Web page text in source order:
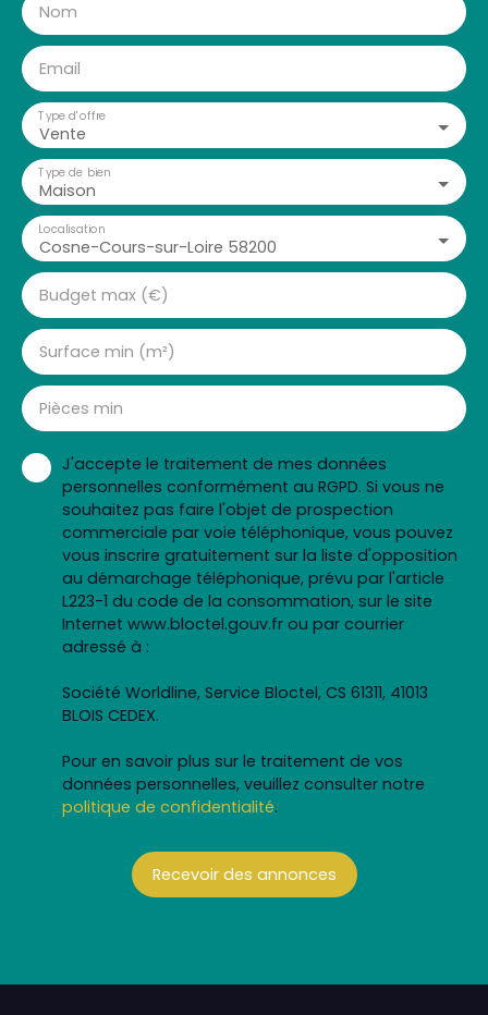
Nom
Email
Vente
Type d'offre
Maison
Type de bien
Cosne-Cours-sur-Loire 58200
Localisation
Budget max (€)
Surface min (m²)
Pièces min
J'accepte le traitement de mes données
personnelles conformément au RGPD. Si vous ne
souhaitez pas faire l'objet de prospection
commerciale par voie téléphonique, vous pouvez
vous inscrire gratuitement sur la liste d'opposition
au démarchage téléphonique, prévu par l'article
L223-1 du code de la consommation, sur le site
Internet www.bloctel.gouv.fr ou par courrier
adressé à :
Société Worldline, Service Bloctel, CS 61311, 41013
BLOIS CEDEX.
Pour en savoir plus sur le traitement de vos
données personnelles, veuillez consulter notre
politique de confidentialité.
Recevoir des annonces